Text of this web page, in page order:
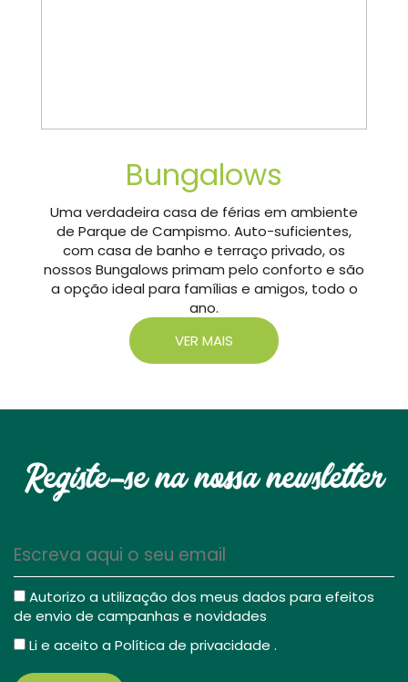
Bungalows
Uma verdadeira casa de férias em ambiente
de Parque de Campismo. Auto-suficientes,
com casa de banho e terraço privado, os
nossos Bungalows primam pelo conforto e são
a opção ideal para famílias e amigos, todo o
ano.
VER MAIS
Registe-se na nossa newsletter
Autorizo a utilização dos meus dados para efeitos
de envio de campanhas e novidades
Li e aceito aPolítica de privacidade .